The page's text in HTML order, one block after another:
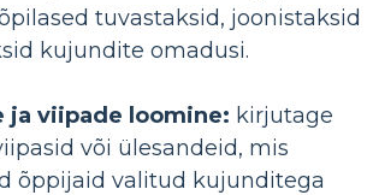
tuvastaksid, joonistaksid
kujundite omadusi.
ja viipade loomine: kirjutage
või ülesandeid, mis
õppijaid valitud kujunditega